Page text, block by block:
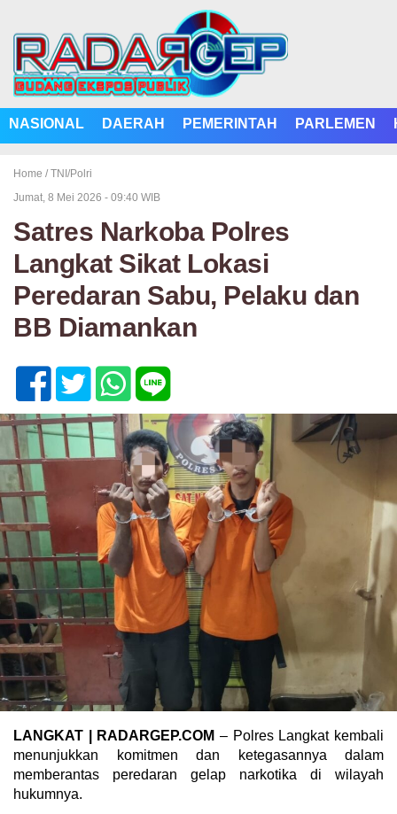
NASIONAL DAERAH PEMERINTAH PARLEMEN
Home / TNI/Polri
Jumat, 8 Mei 2026 - 09:40 WIB
Satres Narkoba Polres
Langkat Sikat Lokasi
Peredaran Sabu, Pelaku dan
BB Diamankan
LANGKAT | RADARGEP.COM – Polres Langkat kembali
menunjukkan komitmen dan ketegasannya dalam
memberantas peredaran gelap narkotika di wilayah
hukumnya.